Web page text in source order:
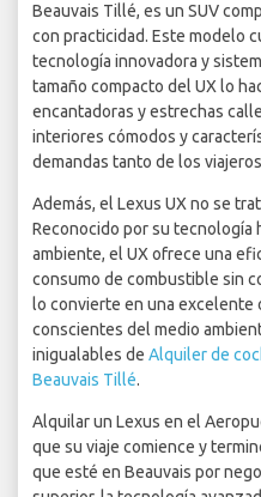
Beauvais Tillé, es un SUV
con practicidad. Este modelo
tecnología innovadora y
tamaño compacto del UX lo
encantadoras y estrechas
interiores cómodos y
demandas tanto de los
Además, el Lexus UX no se
Reconocido por su tecnología
ambiente, el UX ofrece una
consumo de combustible sin
lo convierte en una excelente
conscientes del medio
inigualables de Alquiler de
Beauvais Tillé.
Alquilar un Lexus en el
que su viaje comience y
que esté en Beauvais por